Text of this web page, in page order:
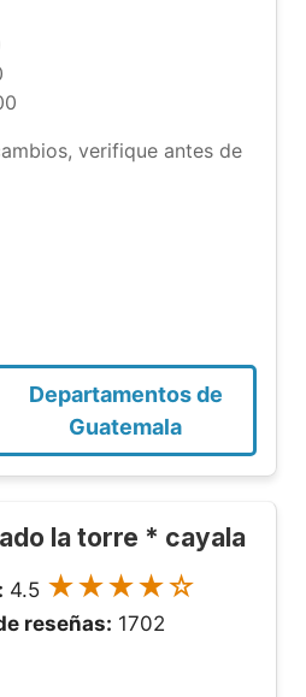
verifique antes de
Departamentos de
Guatemala
la torre * cayala
4.5 ★★★★☆
reseñas: 1702